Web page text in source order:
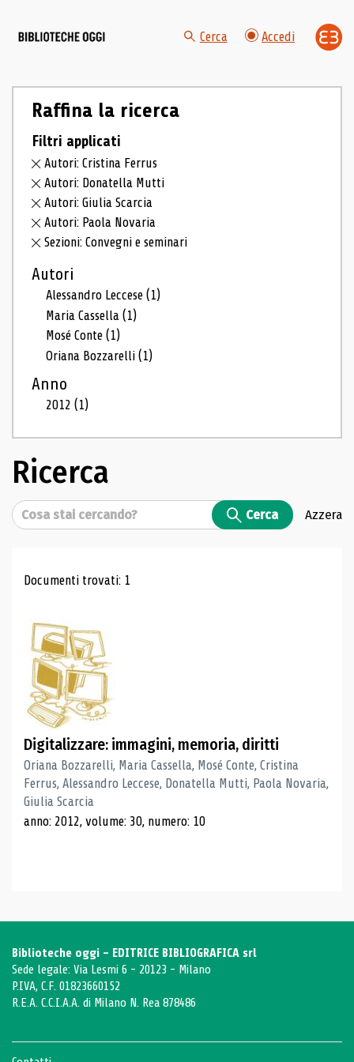
Cerca Accedi
Raffina la ricerca
Filtri applicati
Autori: Cristina Ferrus
Autori: Donatella Mutti
Autori: Giulia Scarcia
Autori: Paola Novaria
Sezioni: Convegni e seminari
Autori
Alessandro Leccese(1)
Maria Cassella(1)
Mosé Conte(1)
Oriana Bozzarelli(1)
Anno
2012(1)
Ricerca
Cerca Cerca Azzera
Risultati di ricerca
Documenti trovati: 1
Digitalizzare: immagini, memoria, diritti
Oriana Bozzarelli, Maria Cassella, Mosé Conte, Cristina
Ferrus, Alessandro Leccese, Donatella Mutti, Paola Novaria,
Giulia Scarcia
anno: 2012, volume: 30, numero: 10
Biblioteche oggi - EDITRICE BIBLIOGRAFICA srl
Sede legale: Via Lesmi 6 - 20123 - Milano
P.IVA, C.F. 01823660152
R.E.A. C.C.I.A.A. di Milano N. Rea 878486